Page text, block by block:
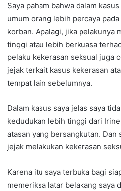
Saya paham bahwa dalam
umum orang lebih percaya
korban. Apalagi, jika pelakunya
tinggi atau lebih berkuasa
pelaku kekerasan seksual juga
jejak terkait kasus kekerasan
tempat lain sebelumnya.
Dalam kasus saya jelas saya
kedudukan lebih tinggi dari
atasan yang bersangkutan. Dan
jejak melakukan kekerasan
Karena itu saya terbuka bagi
memeriksa latar belakang saya